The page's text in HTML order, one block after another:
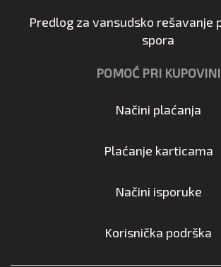
Predlog za vansudsko rešavanje
spora
POMOĆ PRI KUPOVINI
Načini plaćanja
Plaćanje karticama
Načini isporuke
Korisnička podrška